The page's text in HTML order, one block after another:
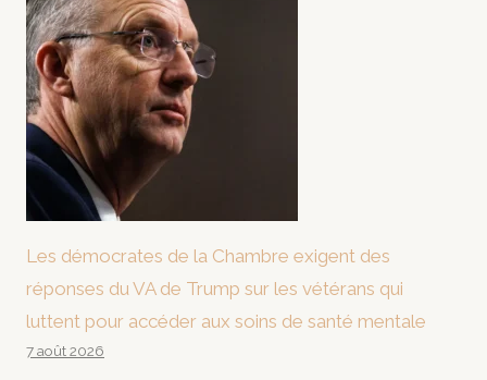
Les démocrates de la Chambre exigent des
réponses du VA de Trump sur les vétérans qui
luttent pour accéder aux soins de santé mentale
7 août 2026